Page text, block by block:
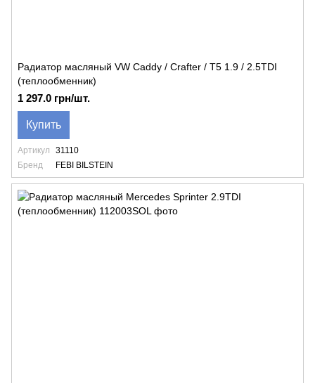
Радиатор масляный VW Caddy / Crafter / T5 1.9 / 2.5TDI
(теплообменник)
1 297.0 грн/шт.
Купить
Артикул
31110
Бренд
FEBI BILSTEIN